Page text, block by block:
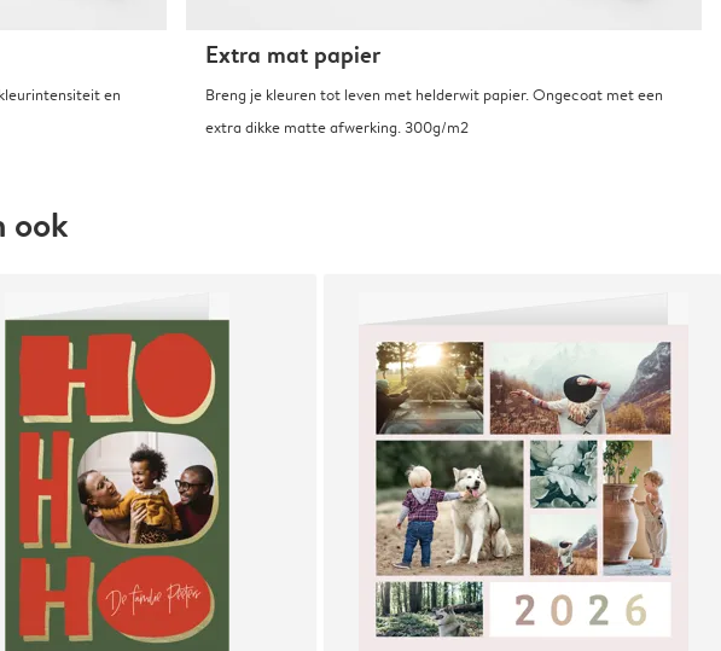
en
Extra mat papier
Breng je kleuren tot leven met helderwit papier. Ongecoat met een
extra dikke matte afwerking. 300g/m2
ook